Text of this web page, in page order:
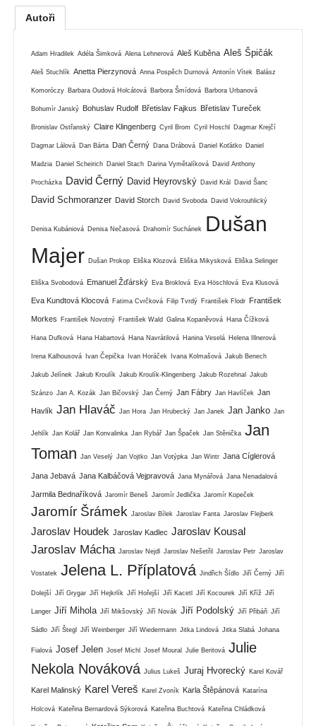
Autoři
Adam Hradilek Adéla Šimková Alena Lehnerová Aleš Kuběna Aleš Špičák
Aleš Stuchlík Anetta Pierzynová Anna Pospěch Durnová Antonín Vítek Balász
Komoróczy Barbara Oudová Holcátová Barbora Šmídová Barbora Urbanová
Bohumír Janský Bohuslav Rudolf Břetislav Fajkus Břetislav Tureček
Bronislav Ostřanský Claire Klingenberg Cyril Brom Cyril Hoschl Dagmar Krejčí
Dagmar Lálová Dan Bárta Dan Černý Dana Drábová Daniel Koťátko Daniel
Madzia Daniel Scheirich Daniel Stach Darina Vymětalíková David Anthony
Procházka David Černý David Heyrovský David Král David Šanc
David Schmoranzer David Storch David Svoboda David Vokrouhlický
Denisa Kubániová Denisa Nečasová Drahomír Suchánek
Dušan
Majer Dušan Prokop Eliška Klozová Eliška Mikysková Eliška Selinger
Eliška Svobodová Emanuel Žďárský Eva Broklová Eva Höschlová Eva Klusová
Eva Kundtová Klocová Fatima Cvrčková Filip Tvrdý František Flodr František
Morkes František Novotný František Wald Galina Kopaněvová Hana Čížková
Hana Dufková Hana Habartová Hana Navrátilová Hanina Veselá Helena Illnerová
Irena Kalhousová Ivan Čepička Ivan Horáček Ivana Kolmašová Jakub Benech
Jakub Jelínek Jakub Kroulík Jakub Kroulík-Klingenberg Jakub Rozehnal Jakub
Szánzo Jan A. Kozák Jan Bičovský Jan Černý Jan Fábry Jan Havlíček Jan
Havlík Jan Hlaváč Jan Hora Jan Hrubecký Jan Janek Jan Janko Jan
Jehlík Jan Kolář Jan Konvalinka Jan Rybář Jan Špaček Jan Stěnička Jan
Toman
Jan Veselý Jan Vojtko Jan Votýpka Jan Wintr Jana Cíglerová
Jana Jebavá Jana Kalbáčová Vejpravová Jana Mynářová Jana Nenadalová
Jarmila Bednaříková Jaromír Beneš Jaromír Jedlička Jaromír Kopeček
Jaromír Šrámek Jaroslav Bílek Jaroslav Fanta Jaroslav Flejberk
Jaroslav Houdek Jaroslav Kadlec Jaroslav Kousal
Jaroslav Mácha Jaroslav Nejdl Jaroslav Nešetřil Jaroslav Petr Jaroslav
Vostatek Jelena L. Příplatová Jindřich Šídlo Jiří Černý Jiří
Dolejší Jiří Grygar Jiří Hejkrlík Jiří Hořejší Jiří Kacetl Jiří Kocourek Jiří Kříž Jiří
Langer Jiří Mihola Jiří Mikšovský Jiří Novák Jiří Podolský Jiří Přibáň Jiří
Sádlo Jiří Štegl Jiří Weinberger Jiří Wiedermann Jitka Lindová Jitka Slabá Johana
Fialová Josef Jelen Josef Michl Josef Moural Julie Beritová Julie
Nekola Nováková Julius Lukeš Juraj Hvorecký Karel Kovář
Karel Malinský Karel Vereš Karel Zvoník Karla Štěpánová Katarína
Holcová Kateřina Bernardová Sýkorová Kateřina Buchtová Kateřina Chládková